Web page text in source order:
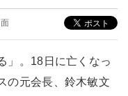
」。18日に亡くなっ
の元会長、鈴木敏文